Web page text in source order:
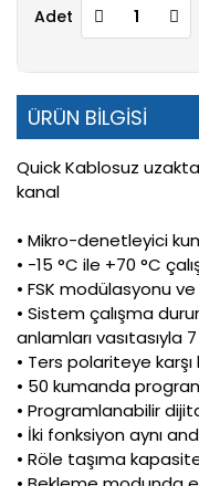
Adet
ÜRÜN BİLGİSİ
Quick Kablosuz
kanal
• Mikro-denetleyici
• -15 °C ile +70 °C
• FSK modülasyonu
• Sistem çalışma
anlamları
• Ters polariteye karşı
• 50 kumanda
• Programlanabilir
• İki fonksiyon aynı
• Röle taşıma